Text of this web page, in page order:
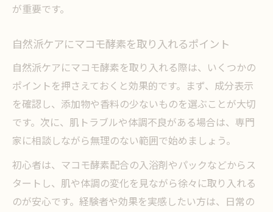
が重要です。
自然派ケアにマコモ酵素を取り入れるポイント
自然派ケアにマコモ酵素を取り入れる際は、いくつかの
ポイントを押さえておくと効果的です。まず、成分表示
を確認し、添加物や香料の少ないものを選ぶことが大切
です。次に、肌トラブルや体調不良がある場合は、専門
家に相談しながら無理のない範囲で始めましょう。
初心者は、マコモ酵素配合の入浴剤やパックなどからス
タートし、肌や体調の変化を見ながら徐々に取り入れる
のが安心です。経験者や効果を実感したい方は、日常の